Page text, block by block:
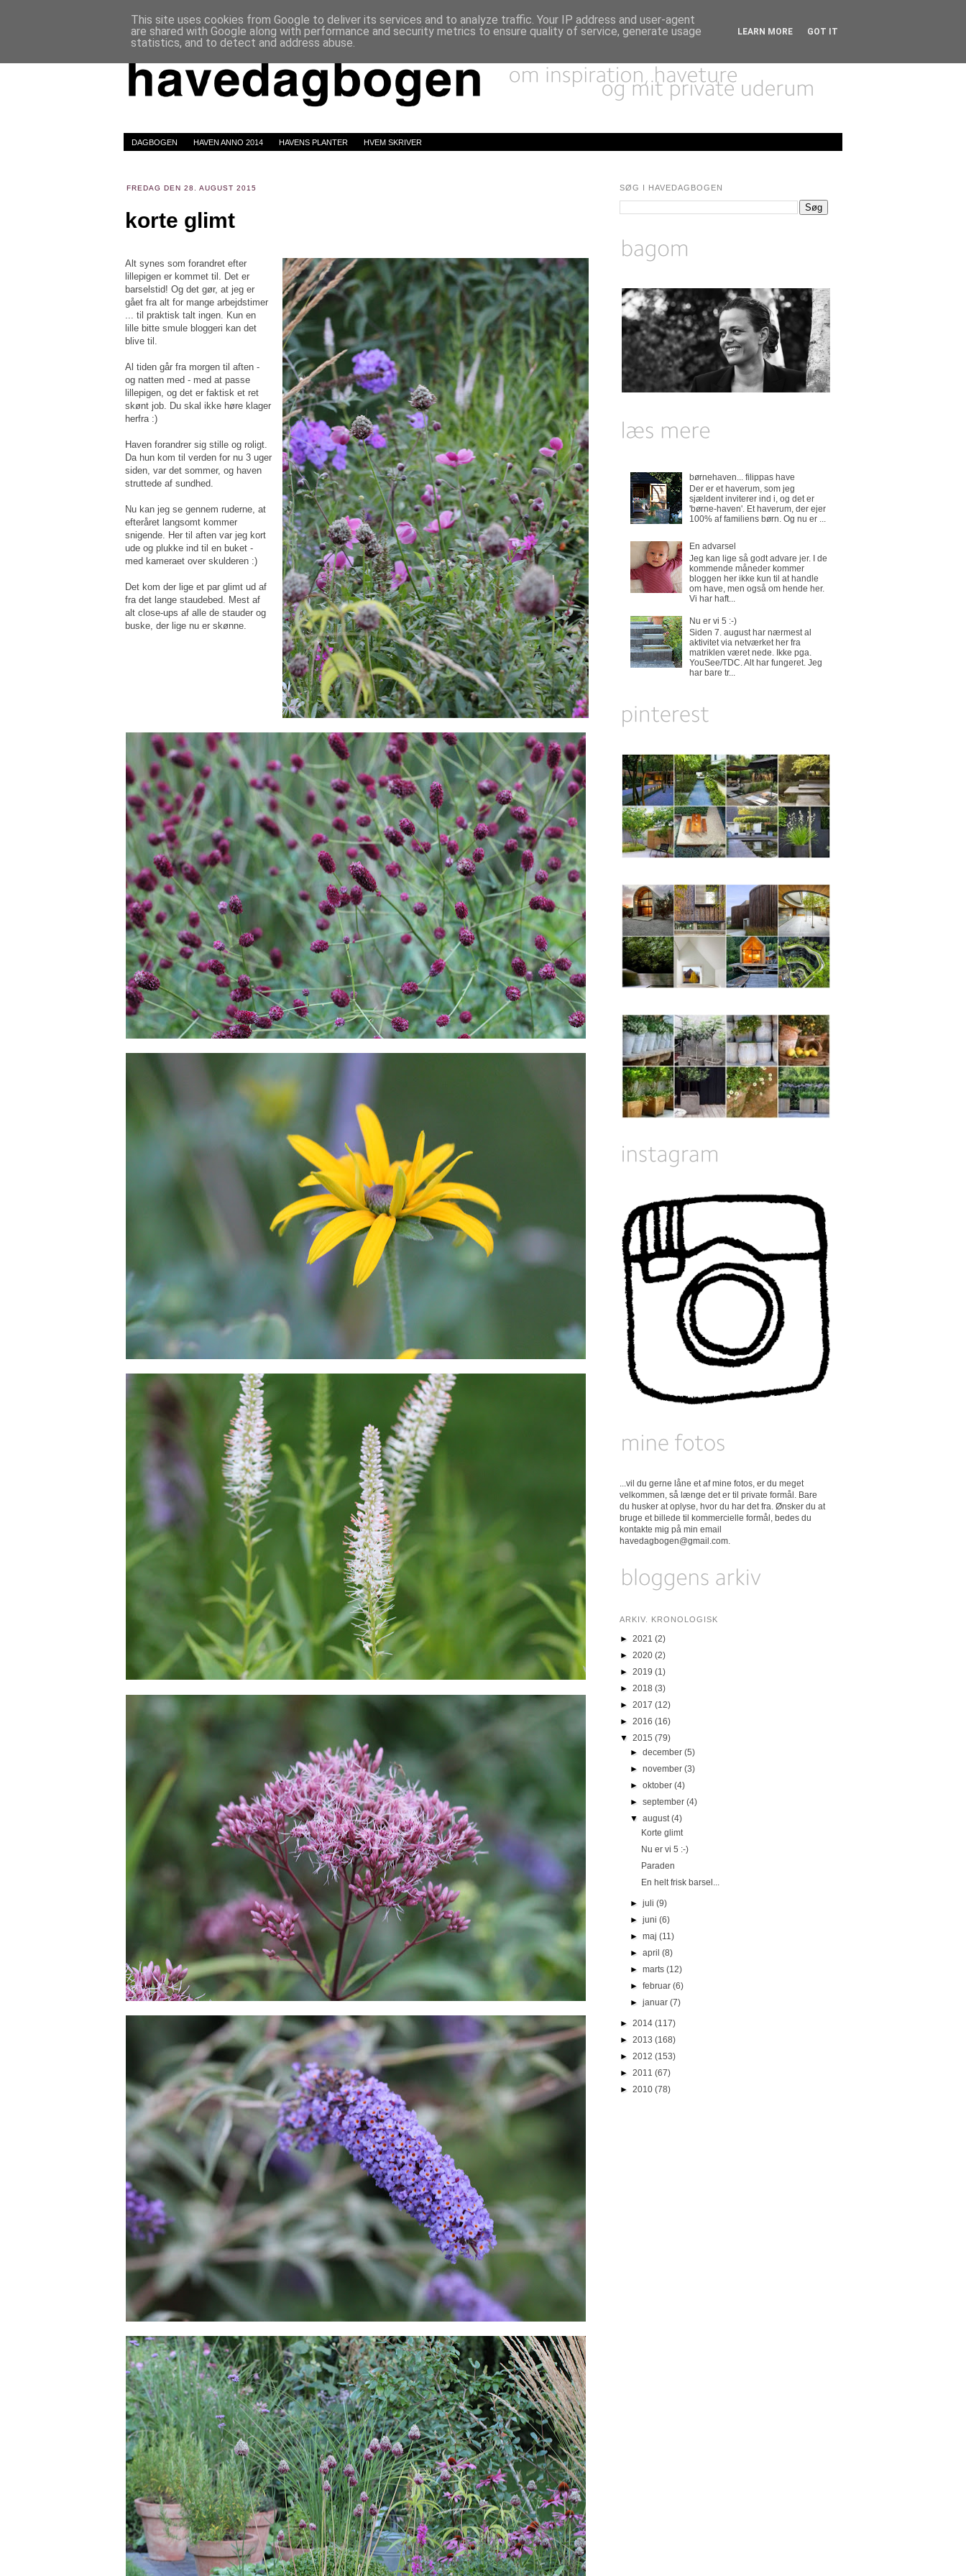
DAGBOGEN HAVEN ANNO 2014 HAVENS PLANTER HVEM SKRIVER
FREDAG DEN 28. AUGUST 2015
korte glimt
Alt synes som forandret efter
lillepigen er kommet til. Det er
barselstid! Og det gør, at jeg er
gået fra alt for mange arbejdstimer
... til praktisk talt ingen. Kun en
lille bitte smule bloggeri kan det
blive til.
Al tiden går fra morgen til aften -
og natten med - med at passe
lillepigen, og det er faktisk et ret
skønt job. Du skal ikke høre klager
herfra :)
Haven forandrer sig stille og roligt.
Da hun kom til verden for nu 3 uger
siden, var det sommer, og haven
struttede af sundhed.
Nu kan jeg se gennem ruderne, at
efteråret langsomt kommer
snigende. Her til aften var jeg kort
ude og plukke ind til en buket -
med kameraet over skulderen :)
Det kom der lige et par glimt ud af
fra det lange staudebed. Mest af
alt close-ups af alle de stauder og
buske, der lige nu er skønne.
SØG I HAVEDAGBOGEN
børnehaven... filippas have
Der er et haverum, som jeg
sjældent inviterer ind i, og det er
'børne-haven'. Et haverum, der ejer
100% af familiens børn. Og nu er ...
En advarsel
Jeg kan lige så godt advare jer. I de
kommende måneder kommer
bloggen her ikke kun til at handle
om have, men også om hende her.
Vi har haft...
Nu er vi 5 :-)
Siden 7. august har nærmest al
aktivitet via netværket her fra
matriklen været nede. Ikke pga.
YouSee/TDC. Alt har fungeret. Jeg
har bare tr...
...vil du gerne låne et af mine fotos, er du meget
velkommen, så længe det er til private formål. Bare
du husker at oplyse, hvor du har det fra. Ønsker du at
bruge et billede til kommercielle formål, bedes du
kontakte mig på min email
havedagbogen@gmail.com.
ARKIV. KRONOLOGISK
► 2021 (2)
► 2020 (2)
► 2019 (1)
► 2018 (3)
► 2017 (12)
► 2016 (16)
▼ 2015 (79)
►december(5)
►november(3)
►oktober(4)
►september(4)
▼august(4)
Korte glimt
Nu er vi 5 :-)
Paraden
En helt frisk barsel...
►juli(9)
►juni(6)
►maj(11)
►april(8)
►marts(12)
►februar(6)
►januar(7)
► 2014 (117)
► 2013 (168)
► 2012 (153)
► 2011 (67)
► 2010 (78)
This site uses cookies from Google to deliver its services and to analyze traffic. Your IP address and user-agent
are shared with Google along with performance and security metrics to ensure quality of service, generate usage
statistics, and to detect and address abuse.
LEARN MORE GOT IT